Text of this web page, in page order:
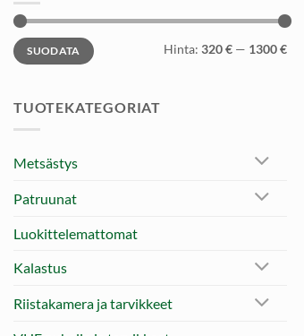
Minimihinta
Maksimihinta
SUODATA Hinta: 320 € — 1300 €
TUOTEKATEGORIAT
Metsästys
Patruunat
Luokittelemattomat
Kalastus
Riistakamera ja tarvikkeet